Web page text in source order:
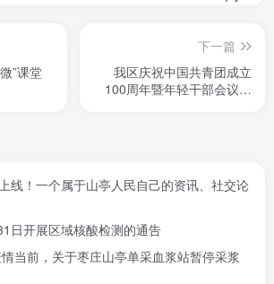
创新“微”课堂
下一篇
我区庆祝中国共青团成立
100周年暨年轻干部会议精
线！一个属于山亭人民自己的资讯、社交论
日开展区域核酸检测的通告
情当前，关于枣庄山亭单采血浆站暂停采浆